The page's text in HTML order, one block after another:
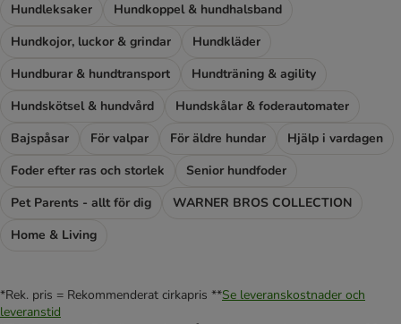
Hundleksaker
Hundkoppel & hundhalsband
Hundkojor, luckor & grindar
Hundkläder
Hundburar & hundtransport
Hundträning & agility
Hundskötsel & hundvård
Hundskålar & foderautomater
Bajspåsar
För valpar För äldre hundar
Hjälp i vardagen
Foder efter ras och storlek
Senior hundfoder
Pet Parents - allt för dig
WARNER BROS COLLECTION
Home & Living
*Rek. pris = Rekommenderat cirkapris **Se leveranskostnader och
leveranstid